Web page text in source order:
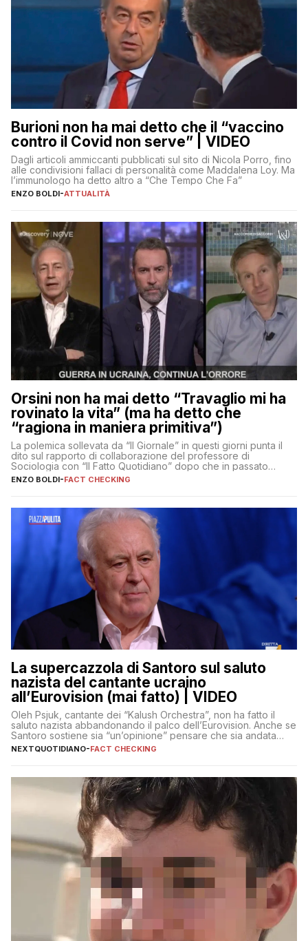
Burioni non ha mai detto che il “vaccino
contro il Covid non serve” | VIDEO
Dagli articoli ammiccanti pubblicati sul sito di Nicola Porro, fino
alle condivisioni fallaci di personalità come Maddalena Loy. Ma
l’immunologo ha detto altro a “Che Tempo Che Fa”
ENZO BOLDI-ATTUALITÀ
Orsini non ha mai detto “Travaglio mi ha
rovinato la vita” (ma ha detto che
“ragiona in maniera primitiva”)
La polemica sollevata da “Il Giornale” in questi giorni punta il
dito sul rapporto di collaborazione del professore di
Sociologia con “Il Fatto Quotidiano” dopo che in passato
erano volati stracci
ENZO BOLDI-FACT CHECKING
La supercazzola di Santoro sul saluto
nazista del cantante ucraino
all’Eurovision (mai fatto) | VIDEO
Oleh Psjuk, cantante dei “Kalush Orchestra”, non ha fatto il
saluto nazista abbandonando il palco dell’Eurovision. Anche se
Santoro sostiene sia “un’opinione” pensare che sia andata
così
NEXTQUOTIDIANO-FACT CHECKING